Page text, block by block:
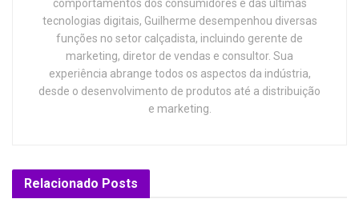
comportamentos dos consumidores e das últimas
tecnologias digitais, Guilherme desempenhou diversas
funções no setor calçadista, incluindo gerente de
marketing, diretor de vendas e consultor. Sua
experiência abrange todos os aspectos da indústria,
desde o desenvolvimento de produtos até a distribuição
e marketing.
Relacionado Posts